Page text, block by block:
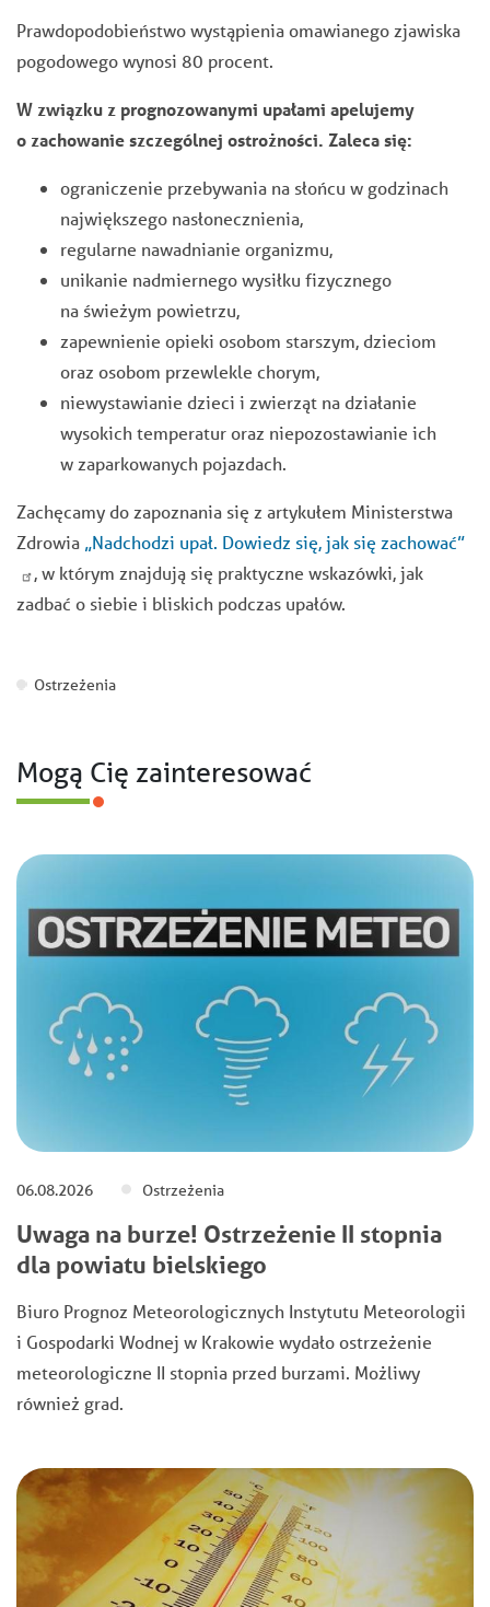
Prawdopodobieństwo wystąpienia omawianego zjawiska
pogodowego wynosi 80 procent.
W związku z prognozowanymi upałami apelujemy
o zachowanie szczególnej ostrożności. Zaleca się:
ograniczenie przebywania na słońcu w godzinach
największego nasłonecznienia,
regularne nawadnianie organizmu,
unikanie nadmiernego wysiłku fizycznego
na świeżym powietrzu,
zapewnienie opieki osobom starszym, dzieciom
oraz osobom przewlekle chorym,
niewystawianie dzieci i zwierząt na działanie
wysokich temperatur oraz niepozostawianie ich
w zaparkowanych pojazdach.
Zachęcamy do zapoznania się z artykułem Ministerstwa
Zdrowia „Nadchodzi upał. Dowiedz się, jak się zachować”
, w którym znajdują się praktyczne wskazówki, jak
zadbać o siebie i bliskich podczas upałów.
Ostrzeżenia
Mogą Cię zainteresować
06.08.2026 Ostrzeżenia
Uwaga na burze! Ostrzeżenie II stopnia
dla powiatu bielskiego
Biuro Prognoz Meteorologicznych Instytutu Meteorologii
i Gospodarki Wodnej w Krakowie wydało ostrzeżenie
meteorologiczne II stopnia przed burzami. Możliwy
również grad.